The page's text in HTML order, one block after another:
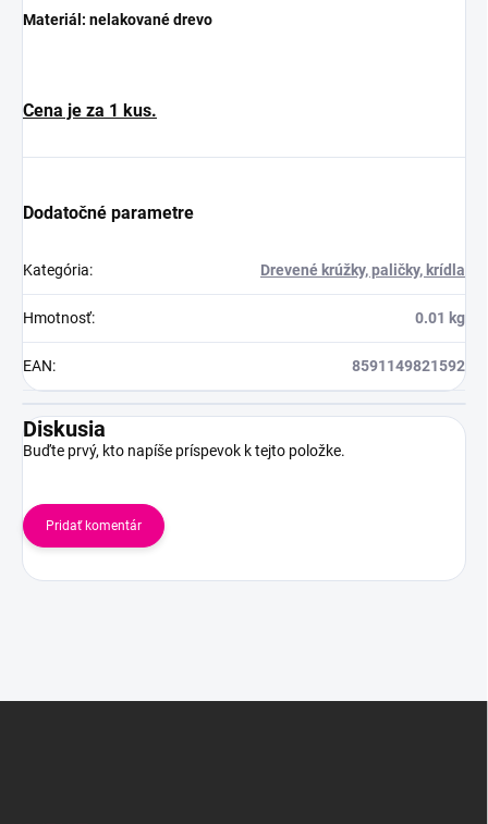
Materiál: nelakované drevo
Cena je za 1 kus.
Dodatočné parametre
Kategória: Drevené krúžky, paličky, krídla
Hmotnosť: 0.01 kg
EAN: 8591149821592
Diskusia
Buďte prvý, kto napíše príspevok k tejto položke.
Pridať komentár